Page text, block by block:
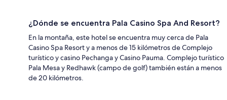
¿Dónde se encuentra Pala Casino Spa And Resort?
En la montaña, este hotel se encuentra muy cerca de Pala
Casino Spa Resort y a menos de 15 kilómetros de Complejo
turístico y casino Pechanga y Casino Pauma. Complejo turístico
Pala Mesa y Redhawk (campo de golf) también están a menos
de 20 kilómetros.